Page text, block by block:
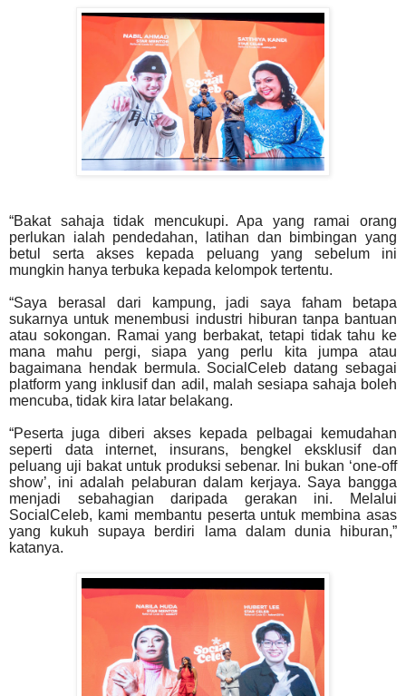
“Bakat sahaja tidak mencukupi. Apa yang ramai orang
perlukan ialah pendedahan, latihan dan
bimbingan yang
betul serta akses kepada peluang yang sebelum ini
mungkin hanya terbuka kepada kelompok tertentu.
“Saya berasal dari kampung, jadi saya faham betapa
sukarnya untuk menembusi industri hiburan tanpa bantuan
atau sokongan. Ramai yang berbakat, tetapi tidak tahu ke
mana mahu pergi, siapa yang perlu
kita jumpa atau
bagaimana hendak bermula. SocialCeleb datang sebagai
platform yang inklusif dan adil, malah sesiapa sahaja boleh
mencuba, tidak kira latar belakang.
“Peserta juga diberi akses kepada pelbagai kemudahan
seperti data internet, insurans, bengkel eksklusif
dan
peluang uji bakat untuk produksi sebenar. Ini bukan ‘one-off
show’, ini adalah pelaburan dalam kerjaya. Saya bangga
menjadi sebahagian daripada gerakan ini. Melalui
SocialCeleb, kami membantu peserta untuk membina asas
yang kukuh supaya berdiri lama dalam dunia hiburan,”
katanya.